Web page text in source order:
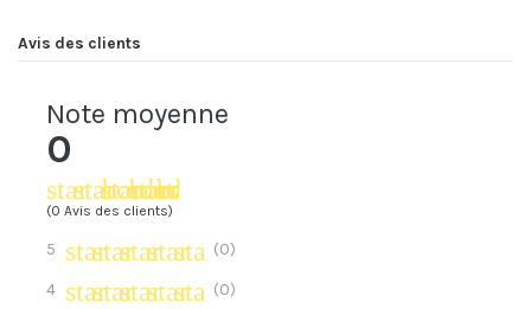
Avis des clients
Note moyenne
0
star_border
star_border
star_border
star_border
star_border
(0 Avis des clients)
5 starstarstarstarstar(0)
4 starstarstarstarstar_border
(0)